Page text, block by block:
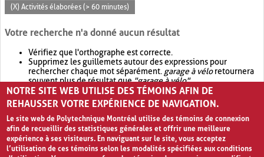
(X) Activités élaborées (> 60 minutes)
Votre recherche n'a donné aucun résultat
Vérifiez que l'orthographe est correcte.
Supprimez les guillemets autour des expressions pour
rechercher chaque mot séparément. garage à véloretournera
souvent plus de résultat que"garage à vélo".
Envisagez d'élargir votre recherche avec OR.garage OR vélo
retournera souvent plus de résultat quegarage à vélo
NOTRE SITE WEB UTILISE DES TÉMOINS AFIN DE
REHAUSSER VOTRE EXPÉRIENCE DE NAVIGATION.
Le site web de Polytechnique Montréal utilise des témoins de connexion
afin de recueillir des statistiques générales et offrir une meilleure
expérience à ses visiteurs. En naviguant sur le site, vous acceptez
l’utilisation de ces témoins selon les modalités spécifiées aux conditions